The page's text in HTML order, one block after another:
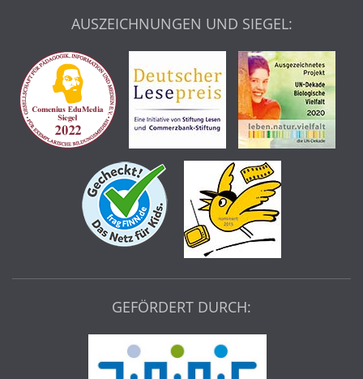
AUSZEICHNUNGEN UND SIEGEL:
GEFÖRDERT DURCH: